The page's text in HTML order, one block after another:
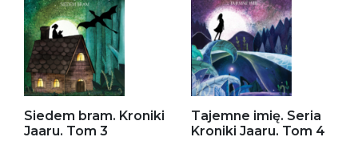
Siedem bram. Kroniki
Jaaru. Tom 3
Tajemne imię. Seria
Kroniki Jaaru. Tom 4